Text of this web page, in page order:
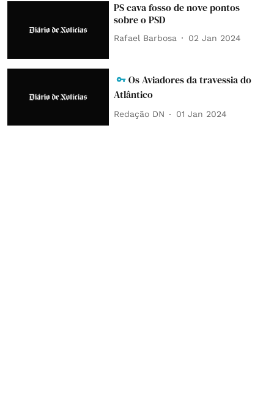
PS cava fosso de nove pontos
sobre o PSD
Rafael Barbosa 02 Jan 2024
Os Aviadores da travessia do
Atlântico
Redação DN 01 Jan 2024